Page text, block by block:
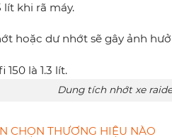
lít khi rã máy.
hoặc dư nhớt sẽ gây ảnh
Dung tích nhớt xe
CHỌN THƯƠNG HIỆU NÀO